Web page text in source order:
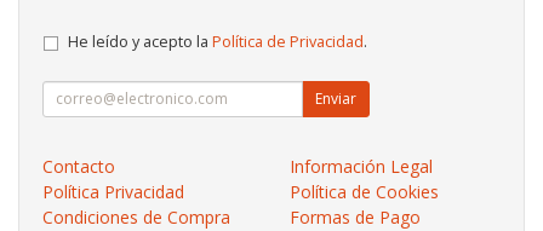
He leído y acepto la Política de Privacidad.
Enviar
Contacto
Información Legal
Política Privacidad
Política de Cookies
Condiciones de Compra
Formas de Pago